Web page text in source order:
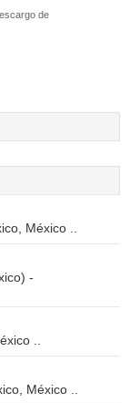
de
México ..
-
..
México ..